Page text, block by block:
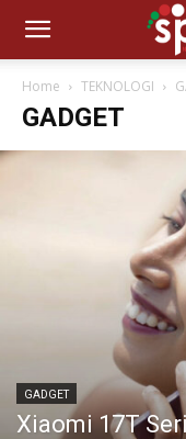
Home TEKNOLOGI
GADGET
GADGET
Xiaomi 17T